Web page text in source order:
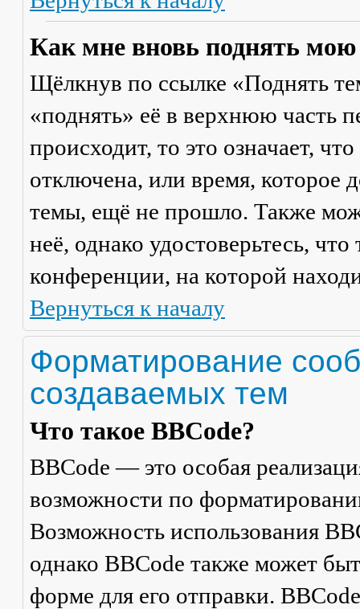
Как мне вновь поднять мою
Щёлкнув по ссылке «Поднять
«поднять» её в верхнюю часть
происходит, то это означает,
отключена, или время, которое
темы, ещё не прошло. Также
неё, однако удостоверьтесь,
конференции, на которой
Вернуться к началу
Форматирование
создаваемых тем
Что такое BBCode?
BBCode — это особая
возможности по
Возможность использования
однако BBCode также может
форме для его отправки.